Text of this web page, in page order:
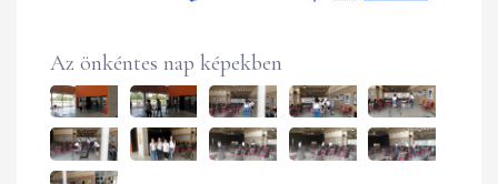
Az önkéntes nap képekben